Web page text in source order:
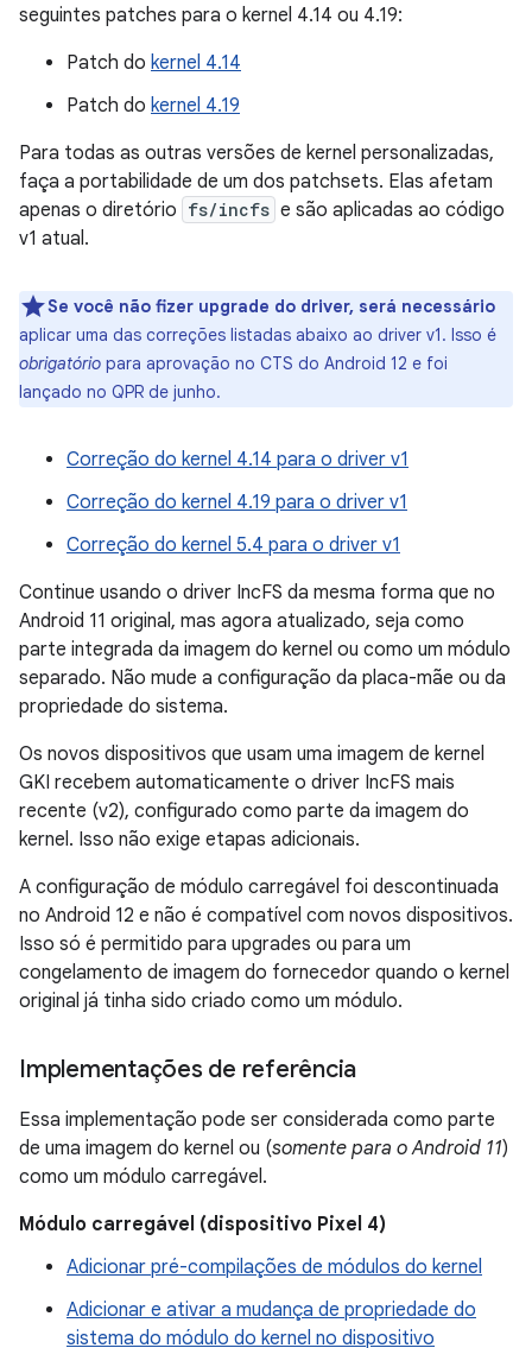
seguintes patches para o kernel 4.14 ou 4.19:
Patch do kernel 4.14
Patch do kernel 4.19
Para todas as outras versões de kernel personalizadas,
faça a portabilidade de um dos patchsets. Elas afetam
apenas o diretório fs/incfs e são aplicadas ao código
v1 atual.
Se você não fizer upgrade do driver, será necessário
aplicar uma das correções listadas abaixo ao driver v1. Isso é
obrigatório para aprovação no CTS do Android 12 e foi
lançado no QPR de junho.
Correção do kernel 4.14 para o driver v1
Correção do kernel 4.19 para o driver v1
Correção do kernel 5.4 para o driver v1
Continue usando o driver IncFS da mesma forma que no
Android 11 original, mas agora atualizado, seja como
parte integrada da imagem do kernel ou como um módulo
separado. Não mude a configuração da placa-mãe ou da
propriedade do sistema.
Os novos dispositivos que usam uma imagem de kernel
GKI recebem automaticamente o driver IncFS mais
recente (v2), configurado como parte da imagem do
kernel. Isso não exige etapas adicionais.
A configuração de módulo carregável foi descontinuada
no Android 12 e não é compatível com novos dispositivos.
Isso só é permitido para upgrades ou para um
congelamento de imagem do fornecedor quando o kernel
original já tinha sido criado como um módulo.
Implementações de referência
Essa implementação pode ser considerada como parte
de uma imagem do kernel ou (somente para o Android 11)
como um módulo carregável.
Módulo carregável (dispositivo Pixel 4)
Adicionar pré-compilações de módulos do kernel
Adicionar e ativar a mudança de propriedade do
sistema do módulo do kernel no dispositivo